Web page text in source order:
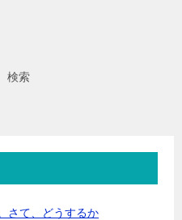
検索
さて、どうするか